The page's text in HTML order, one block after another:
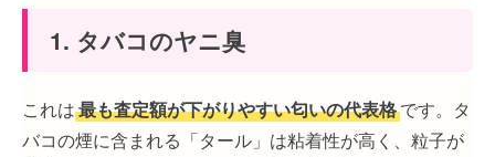
1. タバコのヤニ臭
これは最も査定額が下がりやすい匂いの代表格です。タ
バコの煙に含まれる「タール」は粘着性が高く、粒子が